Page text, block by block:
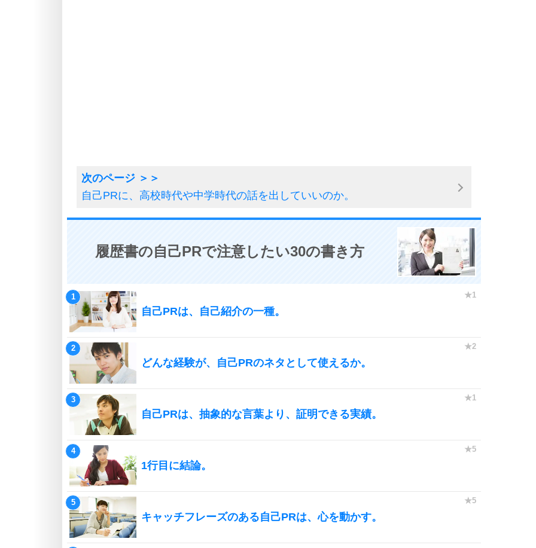
自己PRに、高校時代や中学時代の話を出していいのか。
履歴書の自己PRで注意したい30の書き方
自己PRは、自己紹介の一種。
どんな経験が、自己PRのネタとして使えるか。
自己PRは、抽象的な言葉より、証明できる実績。
1行目に結論。
キャッチフレーズのある自己PRは、心を動かす。